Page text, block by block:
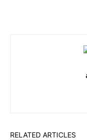
RELATED ARTICLES